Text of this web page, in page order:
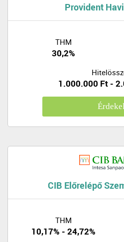
Provident
THM
30,2%
1.000.000 Ft -
Érdekel
CIB Előrelépő
THM
10,17% - 24,72%